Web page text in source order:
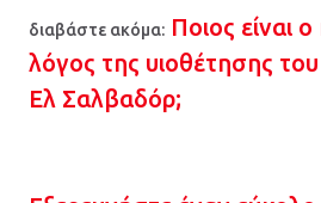
διαβάστε ακόμα: Ποιος είναι
λόγος της υιοθέτησης
Ελ Σαλβαδόρ;